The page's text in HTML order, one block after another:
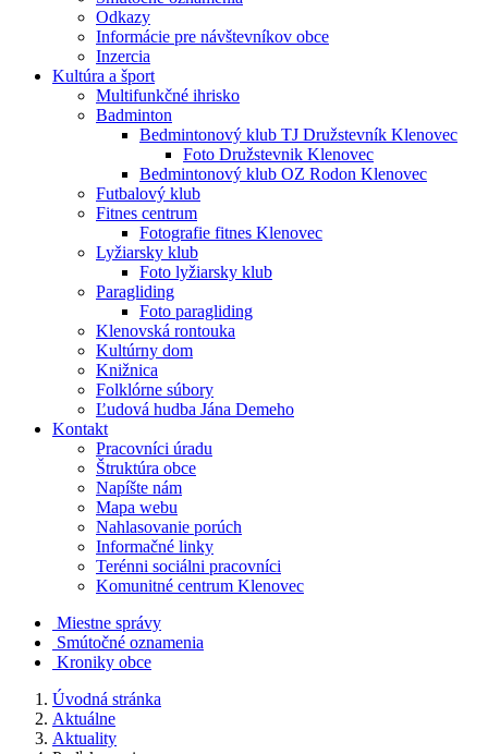
Odkazy
Informácie pre návštevníkov obce
Inzercia
Kultúra a šport
Multifunkčné ihrisko
Badminton
Bedmintonový klub TJ Družstevník Klenovec
Foto Družstevnik Klenovec
Bedmintonový klub OZ Rodon Klenovec
Futbalový klub
Fitnes centrum
Fotografie fitnes Klenovec
Lyžiarsky klub
Foto lyžiarsky klub
Paragliding
Foto paragliding
Klenovská rontouka
Kultúrny dom
Knižnica
Folklórne súbory
Ľudová hudba Jána Demeho
Kontakt
Pracovníci úradu
Štruktúra obce
Napíšte nám
Mapa webu
Nahlasovanie porúch
Informačné linky
Terénni sociálni pracovníci
Komunitné centrum Klenovec
Miestne správy
Smútočné oznamenia
Kroniky obce
Úvodná stránka
Aktuálne
Aktuality